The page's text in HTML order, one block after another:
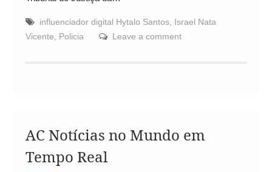
influenciador digital Hytalo Santos, Israel Nata
Vicente
Policia Leave a comment
AC Notícias no Mundo em
Tempo Real